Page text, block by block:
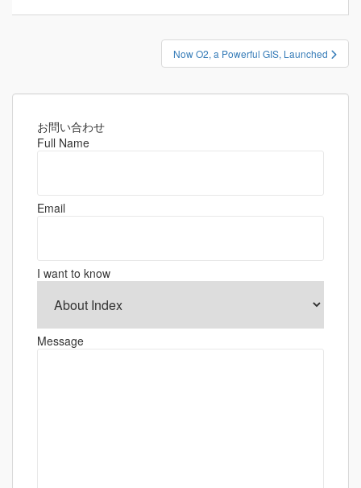
ナ
Now O2, a Powerful GIS, Launched
お問い合わせ
Full Name
Email
I want to know
Message